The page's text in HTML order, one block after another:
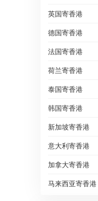
英国寄香港
德国寄香港
法国寄香港
荷兰寄香港
泰国寄香港
韩国寄香港
新加坡寄香港
意大利寄香港
加拿大寄香港
马来西亚寄香港